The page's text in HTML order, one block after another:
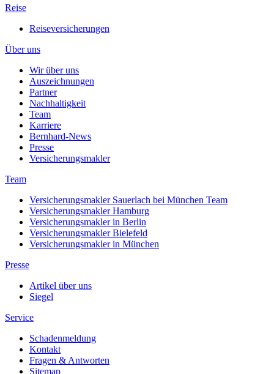
Reise
Reiseversicherungen
Über uns
Wir über uns
Auszeichnungen
Partner
Nachhaltigkeit
Team
Karriere
Bernhard-News
Presse
Versicherungsmakler
Team
Versicherungsmakler Sauerlach bei München Team
Versicherungsmakler Hamburg
Versicherungsmakler in Berlin
Versicherungsmakler Bielefeld
Versicherungsmakler in München
Presse
Artikel über uns
Siegel
Service
Schadenmeldung
Kontakt
Fragen & Antworten
Sitemap